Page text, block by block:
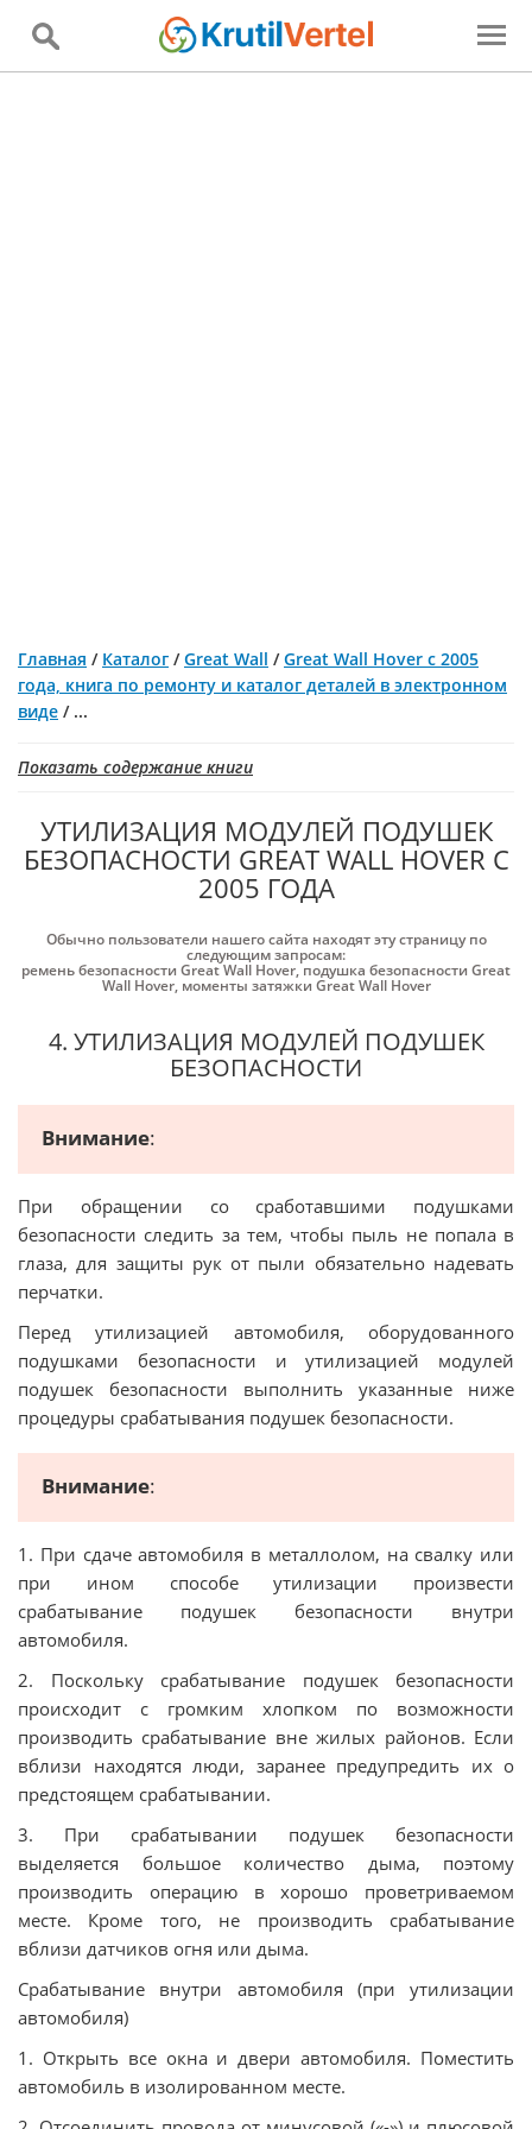
Главная / Каталог /Great Wall /Great Wall Hover с 2005
года, книга по ремонту и каталог деталей в электронном
виде / ...
Показать содержание книги
УТИЛИЗАЦИЯ МОДУЛЕЙ ПОДУШЕК
БЕЗОПАСНОСТИ GREAT WALL HOVER С
2005 ГОДА
Обычно пользователи нашего сайта находят эту страницу по
следующим запросам:
ремень безопасности Great Wall Hover,подушка безопасности Great
Wall Hover, моменты затяжки Great Wall Hover
4. УТИЛИЗАЦИЯ МОДУЛЕЙ ПОДУШЕК
БЕЗОПАСНОСТИ
Внимание:
При обращении со сработавшими подушками
безопасности следить за тем, чтобы пыль не попала в
глаза, для защиты рук от пыли обязательно надевать
перчатки.
Перед утилизацией автомобиля, оборудованного
подушками безопасности и утилизацией модулей
подушек безопасности выполнить указанные ниже
процедуры срабатывания подушек безопасности.
Внимание:
1. При сдаче автомобиля в металлолом, на свалку или
при ином способе утилизации произвести
срабатывание подушек безопасности внутри
автомобиля.
2. Поскольку срабатывание подушек безопасности
происходит с громким хлопком по возможности
производить срабатывание вне жилых районов. Если
вблизи находятся люди, заранее предупредить их о
предстоящем срабатывании.
3. При срабатывании подушек безопасности
выделяется большое количество дыма, поэтому
производить операцию в хорошо проветриваемом
месте. Кроме того, не производить срабатывание
вблизи датчиков огня или дыма.
Срабатывание внутри автомобиля (при утилизации
автомобиля)
1. Открыть все окна и двери автомобиля. Поместить
автомобиль в изолированном месте.